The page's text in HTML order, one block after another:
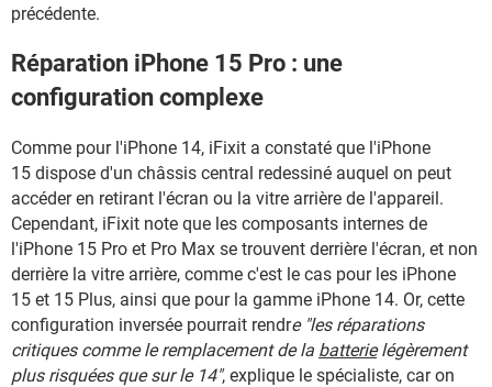
précédente.
Réparation iPhone 15 Pro : une
configuration complexe
Comme pour l'iPhone 14, iFixit a constaté que l'iPhone
15 dispose d'un châssis central redessiné auquel on peut
accéder en retirant l'écran ou la vitre arrière de l'appareil.
Cependant, iFixit note que les composants internes de
l'iPhone 15 Pro et Pro Max se trouvent derrière l'écran, et non
derrière la vitre arrière, comme c'est le cas pour les iPhone
15 et 15 Plus, ainsi que pour la gamme iPhone 14. Or, cette
configuration inversée pourrait rendre "les réparations
critiques comme le remplacement de la batterielégèrement
plus risquées que sur le 14", explique le spécialiste, car on